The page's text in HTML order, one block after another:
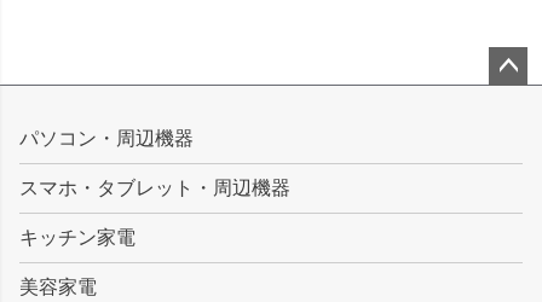
ップ
パソコン・周辺機器
スマホ・タブレット・周辺機器
キッチン家電
美容家電